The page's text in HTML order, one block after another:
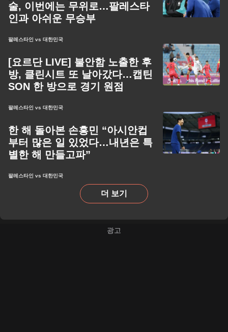
술, 이번에는 무위로…팔레스타
인과 아쉬운 무승부
팔레스타인 vs 대한민국
[요르단 LIVE] 불안함 노출한 후
방, 클린시트 또 날아갔다…캡틴
SON 한 방으로 경기 원점
팔레스타인 vs 대한민국
한 해 돌아본 손흥민 “아시안컵
부터 많은 일 있었다…내년은 특
별한 해 만들고파”
팔레스타인 vs 대한민국
더 보기